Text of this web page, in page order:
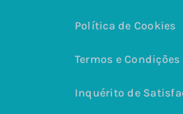
Política de Cookies
Termos e Condições
Inquérito de